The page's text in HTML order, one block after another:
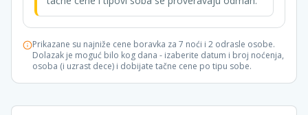
Prikazane su najniže cene boravka za 7 noći i 2 odrasle osobe.
Dolazak je moguć bilo kog dana - izaberite datum i broj noćenja,
osoba (i uzrast dece) i dobijate tačne cene po tipu sobe.